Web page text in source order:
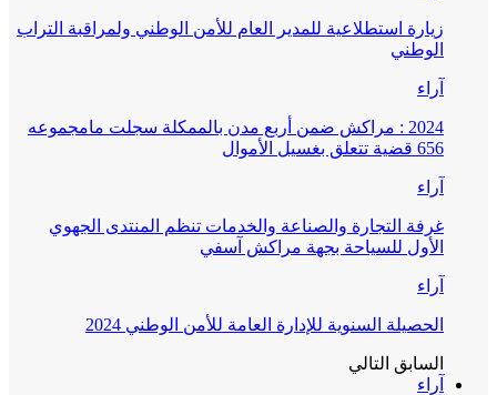
زيارة استطلاعية للمدير العام للأمن الوطني ولمراقبة التراب
الوطني
آراء
2024 : مراكش ضمن أربع مدن بالممكلة سجلت مامجموعه
656 قضية تتعلق بغسيل الأموال
آراء
غرفة التجارة والصناعة والخدمات تنظم المنتدى الجهوي
الأول للسياحة بجهة مراكش آسفي
آراء
الحصيلة السنوية للإدارة العامة للأمن الوطني 2024
السابق التالي
آراء